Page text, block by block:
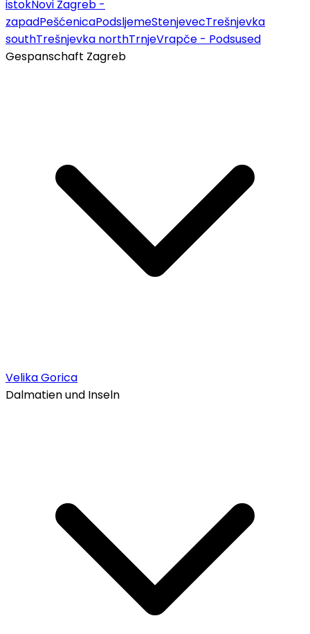
istokNovi Zagreb -
zapadPešćenicaPodsljemeStenjevecTrešnjevka
southTrešnjevka northTrnjeVrapče - Podsused
Gespanschaft Zagreb
Velika Gorica
Dalmatien und Inseln